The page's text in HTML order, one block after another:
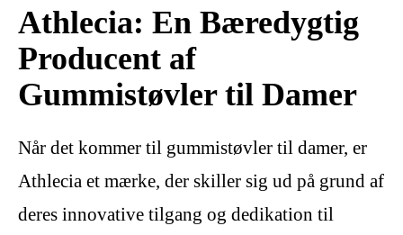
Athlecia: En Bæredygtig
Producent af
Gummistøvler til Damer
Når det kommer til gummistøvler til damer, er
Athlecia et mærke, der skiller sig ud på grund af
deres innovative tilgang og dedikation til